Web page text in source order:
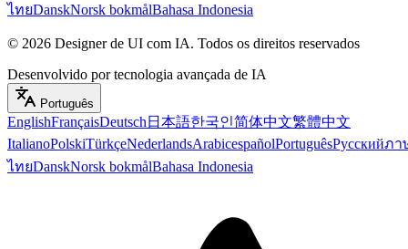
ไทยDanskNorsk bokmålBahasa Indonesia
© 2026 Designer de UI com IA. Todos os direitos reservados
Desenvolvido por tecnologia avançada de IA
Português
EnglishFrançaisDeutsch 日本語한국인简体中文繁體中文
ItalianoPolskiTürkçeNederlandsArabicespañolPortuguêsРусскийภา
ไทยDanskNorsk bokmålBahasa Indonesia